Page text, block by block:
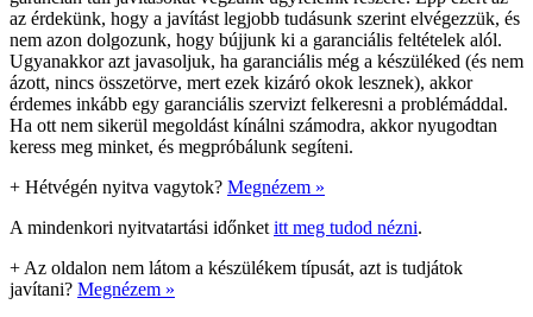
az érdekünk, hogy a javítást legjobb tudásunk szerint elvégezzük, és
nem azon dolgozunk, hogy bújjunk ki a garanciális feltételek alól.
Ugyanakkor azt javasoljuk, ha garanciális még a készüléked (és nem
ázott, nincs összetörve, mert ezek kizáró okok lesznek), akkor
érdemes inkább egy garanciális szervizt felkeresni a problémáddal.
Ha ott nem sikerül megoldást kínálni számodra, akkor nyugodtan
keress meg minket, és megpróbálunk segíteni.
+ Hétvégén nyitva vagytok? Megnézem »
A mindenkori nyitvatartási időnket itt meg tudod nézni.
+ Az oldalon nem látom a készülékem típusát, azt is tudjátok
javítani? Megnézem »